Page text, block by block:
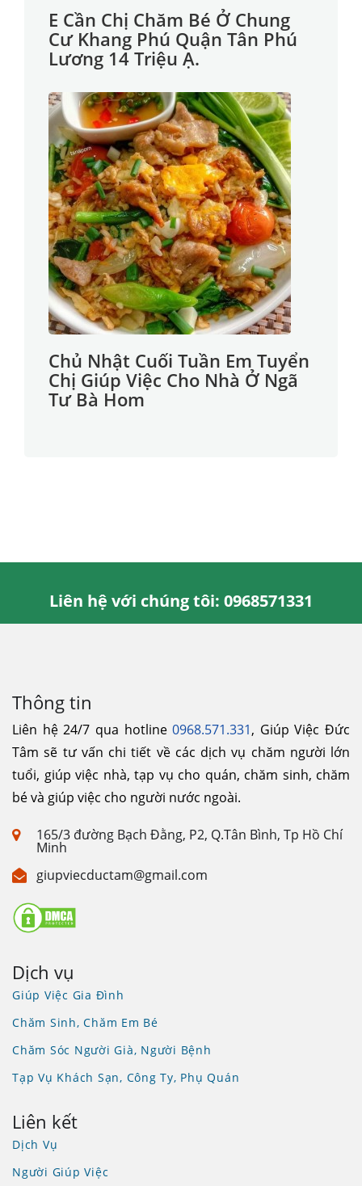
E Cần Chị Chăm Bé Ở Chung
Cư Khang Phú Quận Tân Phú
Lương 14 Triệu Ạ.
Chủ Nhật Cuối Tuần Em Tuyển
Chị Giúp Việc Cho Nhà Ở Ngã
Tư Bà Hom
Liên hệ với chúng tôi: 0968571331
Thông tin
Liên hệ 24/7 qua hotline0968.571.331, Giúp Việc Đức
Tâm sẽ tư vấn chi tiết về các dịch vụ chăm người lớn
tuổi, giúp việc nhà, tạp vụ cho quán, chăm sinh, chăm
bé và giúp việc cho người nước ngoài.
165/3 đường Bạch Đằng, P2, Q.Tân Bình, Tp Hồ Chí
Minh
giupviecductam@gmail.com
Dịch vụ
Giúp Việc Gia Đình
Chăm Sinh, Chăm Em Bé
Chăm Sóc Người Già, Người Bệnh
Tạp Vụ Khách Sạn, Công Ty, Phụ Quán
Liên kết
Dịch Vụ
Người Giúp Việc